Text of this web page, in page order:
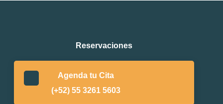
Reservaciones
Agenda tu Cita
(+52) 55 3261 5603